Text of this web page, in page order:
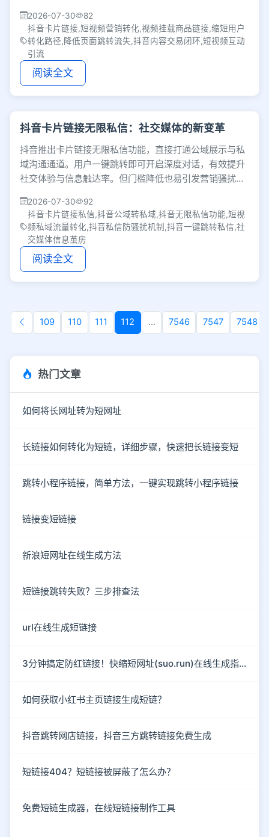
2026-07-30
82
抖音卡片链接,短视频营销转化,视频挂载商品链接,缩短用户
转化路径,降低页面跳转流失,抖音内容交易闭环,短视频互动
引流
阅读全文
抖音卡片链接无限私信：社交媒体的新变革
抖音推出卡片链接无限私信功能，直接打通公域展示与私
域沟通通道。用户一键跳转即可开启深度对话，有效提升
社交体验与信息触达率。但门槛降低也易引发营销骚扰和
2026-07-30
92
抖音卡片链接私信,抖音公域转私域,抖音无限私信功能,短视
频私域流量转化,抖音私信防骚扰机制,抖音一键跳转私信,社
交媒体信息茧房
阅读全文
109 110 111 112 ... 7546 7547 7548
热门文章
如何将长网址转为短网址
长链接如何转化为短链，详细步骤，快速把长链接变短
跳转小程序链接，简单方法，一键实现跳转小程序链接
链接变短链接
新浪短网址在线生成方法
短链接跳转失败？三步排查法
url在线生成短链接
3分钟搞定防红链接！快缩短网址(suo.run)在线生成指南
如何获取小红书主页链接生成短链？
抖音跳转网店链接，抖音三方跳转链接免费生成
短链接404？短链接被屏蔽了怎么办？
免费短链生成器，在线短链接制作工具